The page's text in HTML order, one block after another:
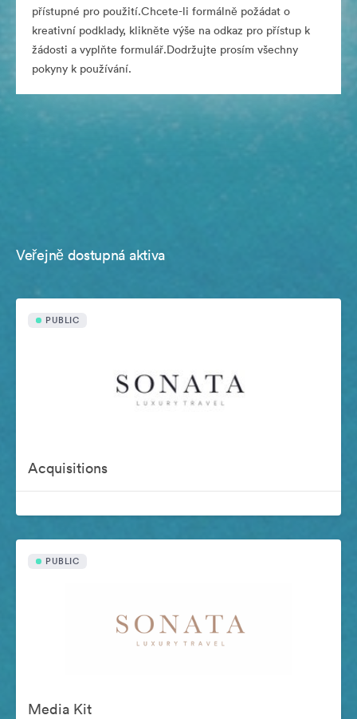
přístupné pro použití.Chcete-li formálně požádat o
kreativní podklady, klikněte výše na odkaz pro přístup k
žádosti a vyplňte formulář.Dodržujte prosím všechny
pokyny k používání.
Veřejně dostupná aktiva
PUBLIC
Acquisitions
PUBLIC
Media Kit